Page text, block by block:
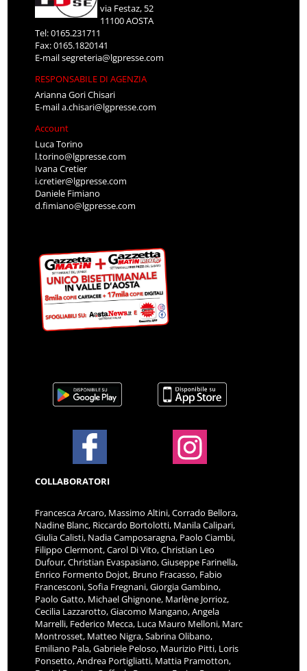
via Festaz, 52
11100 AOSTA
Tel: 0165.231711
Fax: 0165.1820141
E-mailsegreteria@lgpresse.com
RESPONSABILE DI AGENZIA
Arianna Gori Chisari
E-maila.chisari@lgpresse.com
Account
Luca Torino
l.torino@lgpresse.com
Ivana Cretier
i.cretier@lgpresse.com
Daniele Fimiano
d.fimiano@lgpresse.com
COLLABORATORI
Francesca Arcaro, Massimo Altini, Corrado Bellora,
Nadine Blanc, Riccardo Bortolotti, Manila Calipari,
Giulia Calisti, Nadia Camposaragna, Paolo Ciambi,
Filippo Clermont, Carol Di Vito, Christian Leo
Dufour, Christian Evaspasiano, Giuseppe Farinella,
Enrico Formento Dojot, Bruno Fracasso, Fabio
Francesconi, Sofia Fregnani, Giorgia Gambino,
Paolo Gatto, Michael Ghignone, Marlène Jorrioz,
Cecilia Lazzarotto, Giacomo Mangano, Angela
Marrelli, Federico Mecca, Luca Mauro Melloni, Marc
Montrosset, Matteo Nigra, Sabrina Olibano,
Emiliano Pala, Gabriele Peloso, Maurizio Pitti, Loris
Ponsetto, Andrea Portigliatti, Mattia Pramotton,